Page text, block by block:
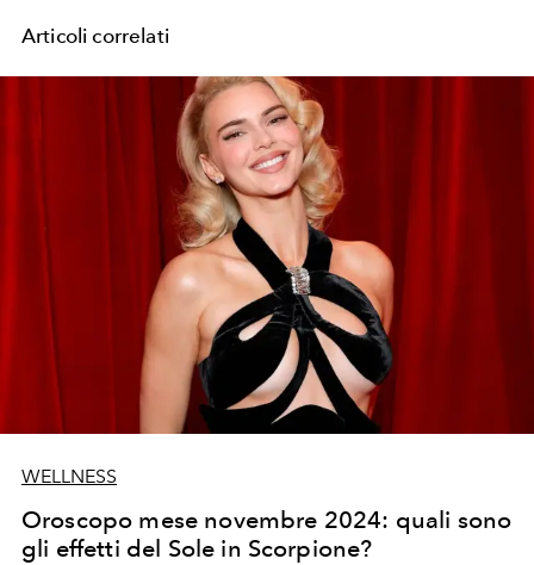
Articoli correlati
WELLNESS
Oroscopo mese novembre 2024: quali sono
gli effetti del Sole in Scorpione?